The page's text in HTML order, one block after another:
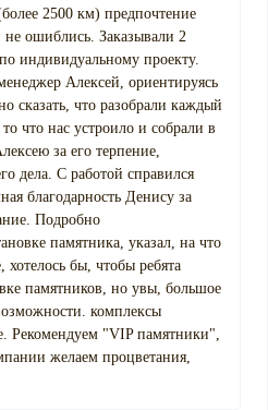
2500 км) предпочтение
ошиблись. Заказывали 2
индивидуальному проекту.
Алексей, ориентируясь
что разобрали каждый
что нас устроило и собрали в
за его терпение,
дела. С работой справился
благодарность Денису за
Подробно
памятника, указал, на что
бы, чтобы ребята
памятников, но увы, большое
комплексы
Рекомендуем "VIP памятники",
желаем процветания,